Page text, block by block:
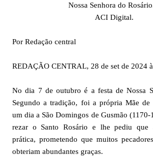
Nossa Senhora do
ACI Digital.
Por Redação central
REDAÇÃO CENTRAL, 28 de set de 2024
No dia 7 de outubro é a festa de Nossa
Segundo a tradição, foi a própria Mãe de
um dia a São Domingos de Gusmão
rezar o Santo Rosário e lhe pediu que
prática, prometendo que muitos
obteriam abundantes graças.